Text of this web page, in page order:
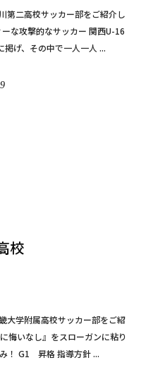
第二高校サッカー部をご紹介し
な攻撃的なサッカー 関西U-16
げ、その中で一人一人 ...
校
大学附属高校サッカー部をご紹
悔いなし』をスローガンに粘り
！ G1 昇格 指導方針 ...